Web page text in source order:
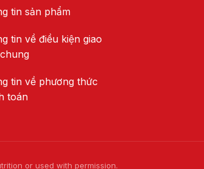
tin sản phẩm
tin về điều kiện giao
tin về phương thức
toán
or used with permission.